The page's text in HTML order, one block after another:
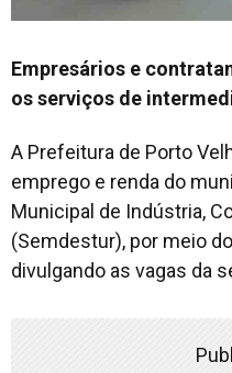
Empresários e
os serviços de
A Prefeitura de Porto
emprego e renda do
Municipal de Indústria,
(Semdestur), por meio
divulgando as vagas da